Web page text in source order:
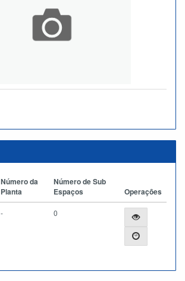
Número da
Planta
Número de Sub
Espaços
Operações
- 0